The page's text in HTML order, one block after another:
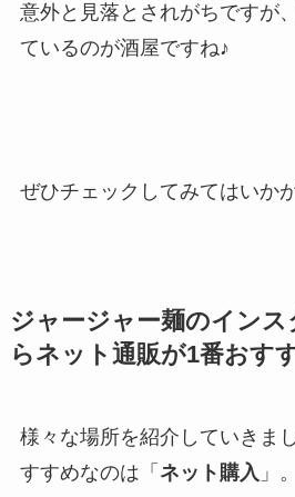
意外と見落とされがちですが
ているのが酒屋ですね♪
ぜひチェックしてみてはいか
ジャージャー麺のイン
らネット通販が1番おす
様々な場所を紹介していきま
すすめなのは「 ネット購入 」。